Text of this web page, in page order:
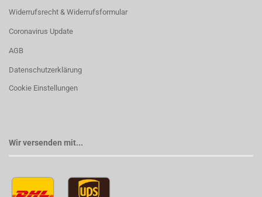
Widerrufsrecht & Widerrufsformular
Coronavirus Update
AGB
Datenschutzerklärung
Cookie Einstellungen
Wir versenden mit...